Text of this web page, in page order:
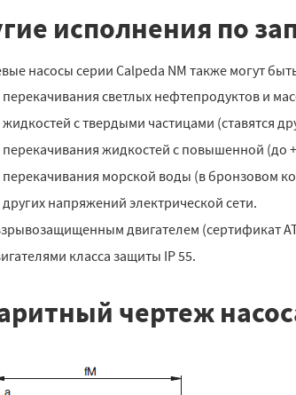
исполнения по
насосы серии Calpeda NM также могут
светлых нефтепродуктов и
с твердыми частицами (ставятся
жидкостей с повышенной (до
морской воды (в бронзовом
напряжений электрической сети.
двигателем (сертификат
класса защиты IP 55.
чертеж